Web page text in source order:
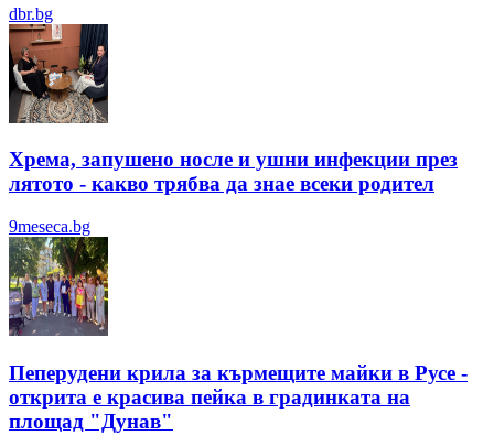
dbr.bg
Хрема, запушено носле и ушни инфекции през
лятотo - какво трябва да знае всеки родител
9meseca.bg
Пеперудени крила за кърмещите майки в Русе -
открита е красива пейка в градинката на
площад "Дунав"